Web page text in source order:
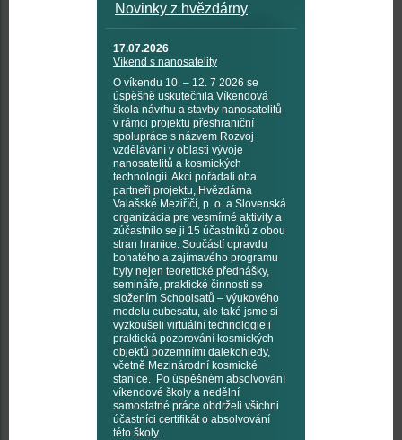
Novinky z hvězdárny
17.07.2026
Víkend s nanosatelity
O víkendu 10. – 12. 7 2026 se
úspěšně uskutečnila Víkendová
škola návrhu a stavby nanosatelitů
v rámci projektu přeshraniční
spolupráce s názvem Rozvoj
vzdělávání v oblasti vývoje
nanosatelitů a kosmických
technologií. Akci pořádali oba
partneři projektu, Hvězdárna
Valašské Meziříčí, p. o. a Slovenská
organizácia pre vesmírné aktivity a
zúčastnilo se ji 15 účastníků z obou
stran hranice. Součástí opravdu
bohatého a zajímavého programu
byly nejen teoretické přednášky,
semináře, praktické činnosti se
složením Schoolsatů – výukového
modelu cubesatu, ale také jsme si
vyzkoušeli virtuální technologie i
praktická pozorování kosmických
objektů pozemními dalekohledy,
včetně Mezinárodní kosmické
stanice. Po úspěšném absolvování
víkendové školy a nedělní
samostatné práce obdrželi všichni
účastníci certifikát o absolvování
této školy.